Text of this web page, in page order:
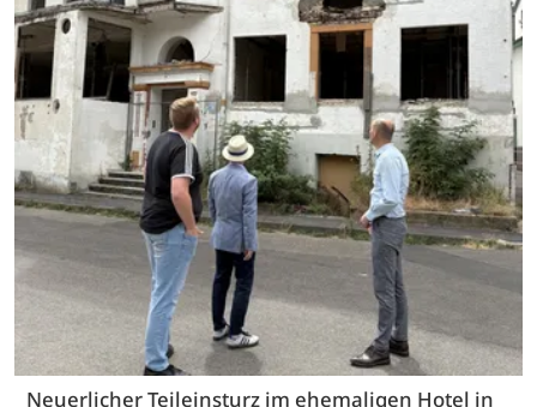
Neuerlicher Teileinsturz im ehemaligen Hotel in